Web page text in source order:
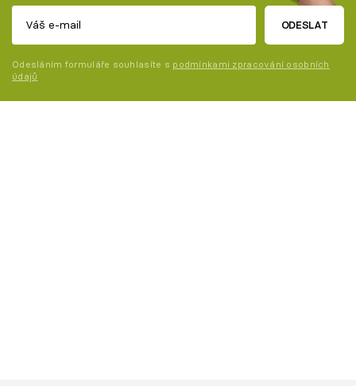
ODESLAT
Odesláním formuláře souhlasíte s podmínkami zpracování osobních
údajů